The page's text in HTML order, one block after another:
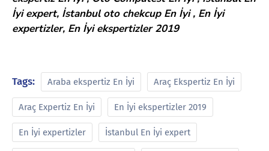
İyi expert, İstanbul oto chekcup En İyi , En İyi
expertizler, En İyi ekspertizler 2019
Tags: Araba ekspertiz En İyi Araç Ekspertiz En İyi
Araç Expertiz En İyi En İyi ekspertizler 2019
En İyi expertizler İstanbul En İyi expert